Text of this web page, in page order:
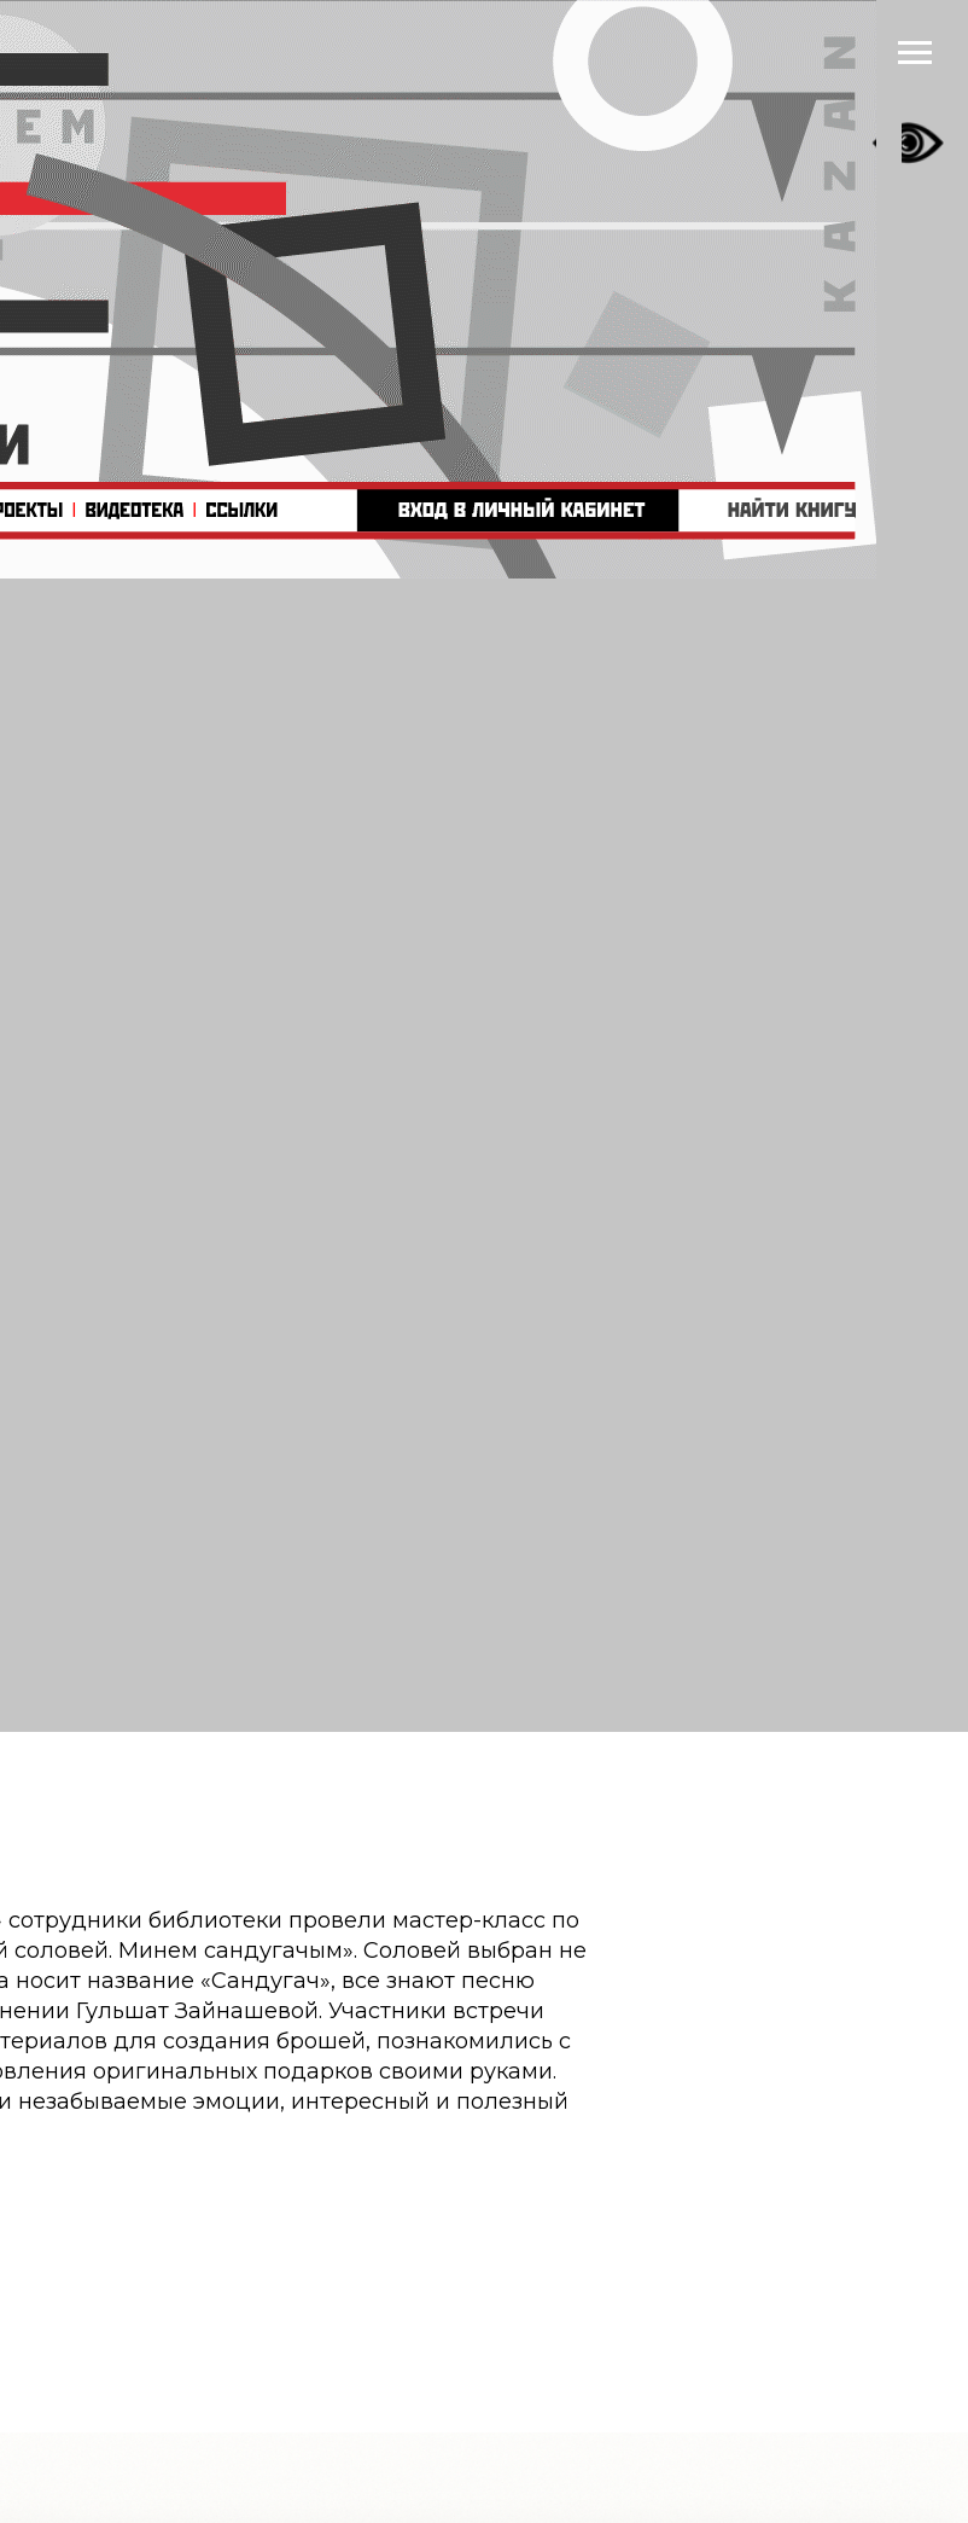
библиотеки провели мастер-класс по
Минем сандугачым». Соловей выбран не
носит название «Сандугач», все знают песню
Гульшат Зайнашевой. Участники встречи
для создания брошей, познакомились с
оригинальных подарков своими руками.
незабываемые эмоции, интересный и полезный